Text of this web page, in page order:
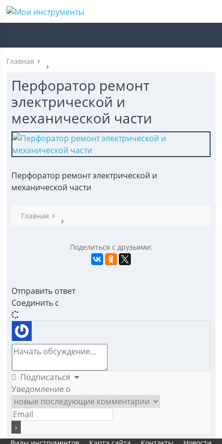
Главная
Перфоратор ремонт
электрической и
механической части
Перфоратор ремонт электрической и
механической части
Главная
Поделиться с друзьями:
Отправить ответ
Соединить с
Подписаться
Уведомление о